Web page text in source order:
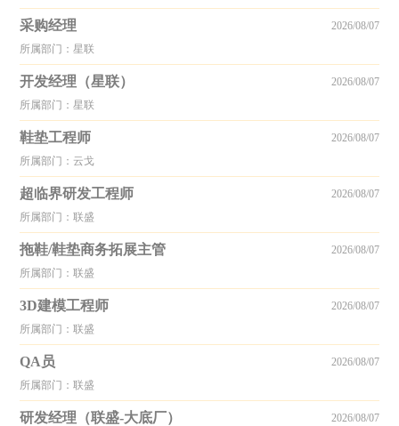
采购经理
所属部门：星联
2026/08/07
开发经理（星联）
所属部门：星联
2026/08/07
鞋垫工程师
所属部门：云戈
2026/08/07
超临界研发工程师
所属部门：联盛
2026/08/07
拖鞋/鞋垫商务拓展主管
所属部门：联盛
2026/08/07
3D建模工程师
所属部门：联盛
2026/08/07
QA员
所属部门：联盛
2026/08/07
研发经理（联盛-大底厂） 2026/08/07